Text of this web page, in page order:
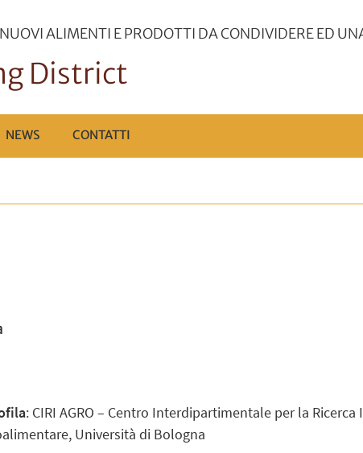
ALIMENTI E PRODOTTI DA CONDIVIDERE ED
District
NEWS CONTATTI
: CIRI AGRO – Centro Interdipartimentale per la
Università di Bologna